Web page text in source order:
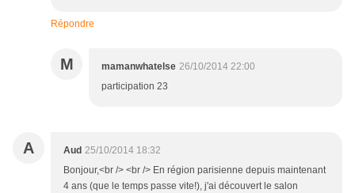
Répondre
M mamanwhatelse 26/10/2014 22:00
participation 23
A Aud 25/10/2014 18:32
Bonjour,<br /> <br /> En région parisienne depuis maintenant
4 ans (que le temps passe vite!), j'ai découvert le salon